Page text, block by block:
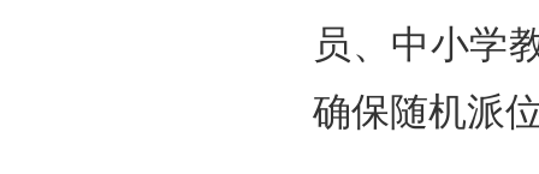
员、中小学
确保随机派